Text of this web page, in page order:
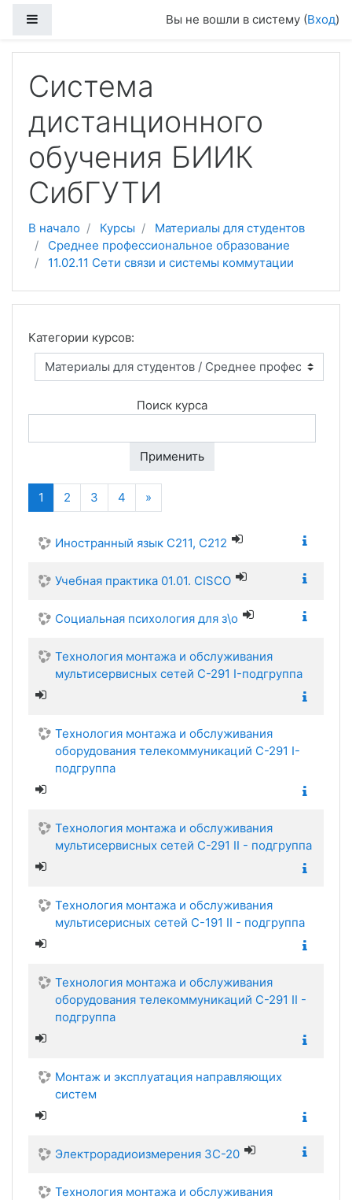
Вы не вошли в систему (Вход)
Система
дистанционного
обучения БИИК
СибГУТИ
В начало Курсы
Материалы для студентов
Среднее профессиональное образование
11.02.11 Сети связи и системы коммутации
Категории курсов:
Поиск курса
Применить
1 (текущая)
2 3 4 »
Иностранный язык С211, С212
Учебная практика 01.01. CISCO
Социальная психология для з\о
Технология монтажа и обслуживания
мультисервисных сетей С-291 I-подгруппа
Технология монтажа и обслуживания
оборудования телекоммуникаций С-291 I-
подгруппа
Технология монтажа и обслуживания
мультисервисных сетей С-291 II - подгруппа
Технология монтажа и обслуживания
мультисерисных сетей С-191 II - подгруппа
Технология монтажа и обслуживания
оборудования телекоммуникаций С-291 II -
подгруппа
Монтаж и эксплуатация направляющих
систем
Электрорадиоизмерения ЗС-20
Технология монтажа и обслуживания